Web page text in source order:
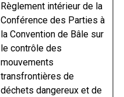
Règlement intérieur de la
Conférence des Parties à
la Convention de Bâle sur
le contrôle des
mouvements
transfrontières de
déchets dangereux et de